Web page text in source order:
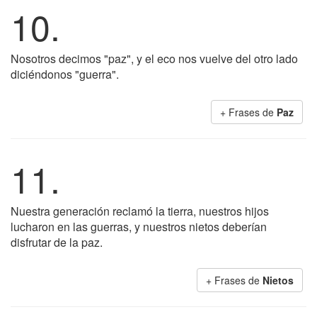
10.
Nosotros decimos "paz", y el eco nos vuelve del otro lado
diciéndonos "guerra".
+ Frases de Paz
11.
Nuestra generación reclamó la tierra, nuestros hijos
lucharon en las guerras, y nuestros nietos deberían
disfrutar de la paz.
+ Frases de Nietos